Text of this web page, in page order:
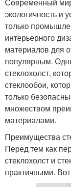
Современный
экологичность и
только
интерьерного
материалов для
популярным.
стеклохолст,
стеклообои,
только
множеством
материалами.
Преимущества
Перед тем как
стеклохолст и
практичными.